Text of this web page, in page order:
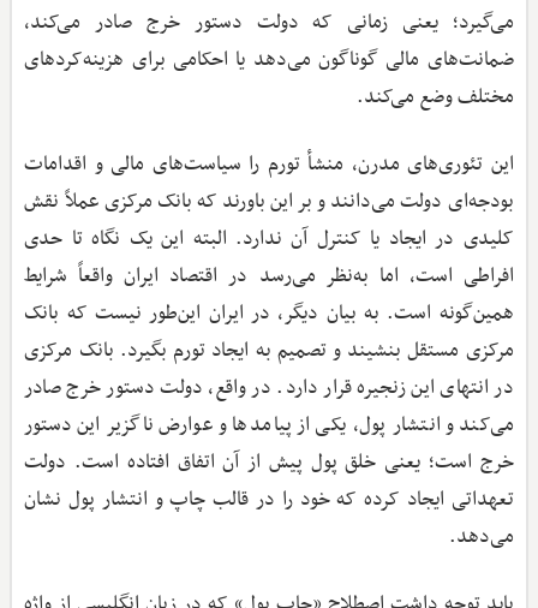
می‌گیرد؛ یعنی زمانی که دولت دستور خرج صادر می‌کند،
ضمانت‌های مالی گوناگون می‌دهد یا احکامی برای هزینه‌کردهای
مختلف وضع می‌کند.
این تئوری‌های مدرن، منشأ تورم را سیاست‌های مالی و اقدامات
بودجه‌ای دولت می‌دانند و بر این باورند که بانک مرکزی عملاً نقش
کلیدی در ایجاد یا کنترل آن ندارد. البته این یک نگاه تا حدی
افراطی است، اما به‌نظر می‌رسد در اقتصاد ایران واقعاً شرایط
همین‌گونه است. به بیان دیگر، در ایران این‌طور نیست که بانک
مرکزی مستقل بنشیند و تصمیم به ایجاد تورم بگیرد. بانک مرکزی
در انتهای این زنجیره قرار دارد. در واقع، دولت دستور خرج صادر
می‌کند و انتشار پول، یکی از پیامدها و عوارض ناگزیر این دستور
خرج است؛ یعنی خلق پول پیش از آن اتفاق افتاده است. دولت
تعهداتی ایجاد کرده که خود را در قالب چاپ و انتشار پول نشان
می‌دهد.